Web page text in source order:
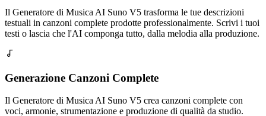
Il Generatore di Musica AI Suno V5 trasforma le tue descrizioni
testuali in canzoni complete prodotte professionalmente. Scrivi i tuoi
testi o lascia che l'AI componga tutto, dalla melodia alla produzione.
Generazione Canzoni Complete
Il Generatore di Musica AI Suno V5 crea canzoni complete con
voci, armonie, strumentazione e produzione di qualità da studio.